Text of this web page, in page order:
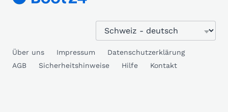
Über uns Impressum
Datenschutzerklärung
AGB
Sicherheitshinweise Hilfe Kontakt